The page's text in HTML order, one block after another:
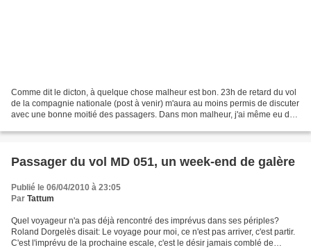
Comme dit le dicton, à quelque chose malheur est bon. 23h de retard du vol
de la compagnie nationale (post à venir) m'aura au moins permis de discuter
avec une bonne moitié des passagers. Dans mon malheur, j'ai même eu de
Passager du vol MD 051, un week-end de galère
Publié le 06/04/2010 à 23:05
Par Tattum
Quel voyageur n'a pas déjà rencontré des imprévus dans ses périples?
Roland Dorgelès disait: Le voyage pour moi, ce n'est pas arriver, c'est partir.
C'est l'imprévu de la prochaine escale, c'est le désir jamais comblé de